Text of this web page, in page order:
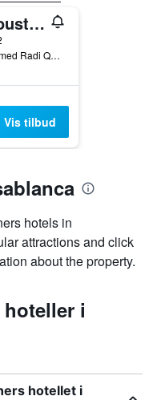
Hotel Boustane
75 Rue Mohamed Radi Quartier de la Gare, Casablanca, Marokko
Vis tilbud
hotels in
attractions and click
about the property.
hoteller i
hotellet i